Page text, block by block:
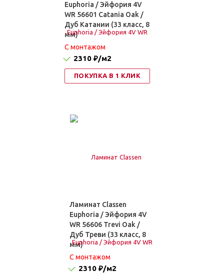
Euphoria / Эйфория 4V
WR 56601 Catania Oak /
Дуб Катании (33 класс, 8
мм)
C монтажом
2310 ₽/м2
ПОКУПКА В 1 КЛИК
Ламинат Classen
Euphoria / Эйфория 4V
WR 56606 Trevi Oak /
Дуб Треви (33 класс, 8
мм)
C монтажом
2310 ₽/м2